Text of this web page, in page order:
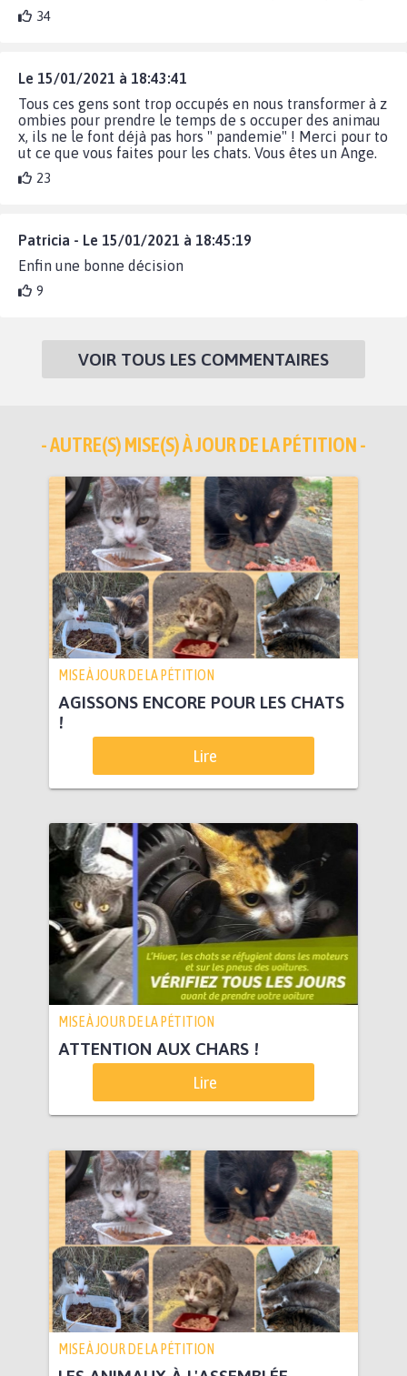
34
Le 15/01/2021 à 18:43:41
Tous ces gens sont trop occupés en nous transformer à z
ombies pour prendre le temps de s occuper des animau
x, ils ne le font déjà pas hors " pandemie" ! Merci pour to
ut ce que vous faites pour les chats. Vous êtes un Ange.
23
Patricia - Le 15/01/2021 à 18:45:19
Enfin une bonne décision
9
VOIR TOUS LES COMMENTAIRES
- AUTRE(S) MISE(S) À JOUR DE LA PÉTITION -
MISE À JOUR DE LA PÉTITION
AGISSONS ENCORE POUR LES CHATS
!
Lire
MISE À JOUR DE LA PÉTITION
ATTENTION AUX CHARS !
Lire
MISE À JOUR DE LA PÉTITION